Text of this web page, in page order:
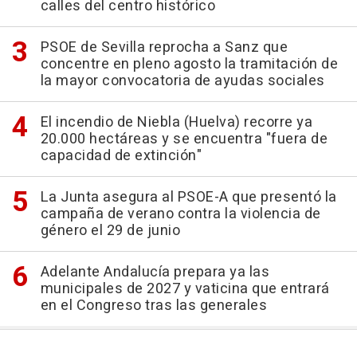
calles del centro histórico
PSOE de Sevilla reprocha a Sanz que
concentre en pleno agosto la tramitación de
la mayor convocatoria de ayudas sociales
El incendio de Niebla (Huelva) recorre ya
20.000 hectáreas y se encuentra "fuera de
capacidad de extinción"
La Junta asegura al PSOE-A que presentó la
campaña de verano contra la violencia de
género el 29 de junio
Adelante Andalucía prepara ya las
municipales de 2027 y vaticina que entrará
en el Congreso tras las generales